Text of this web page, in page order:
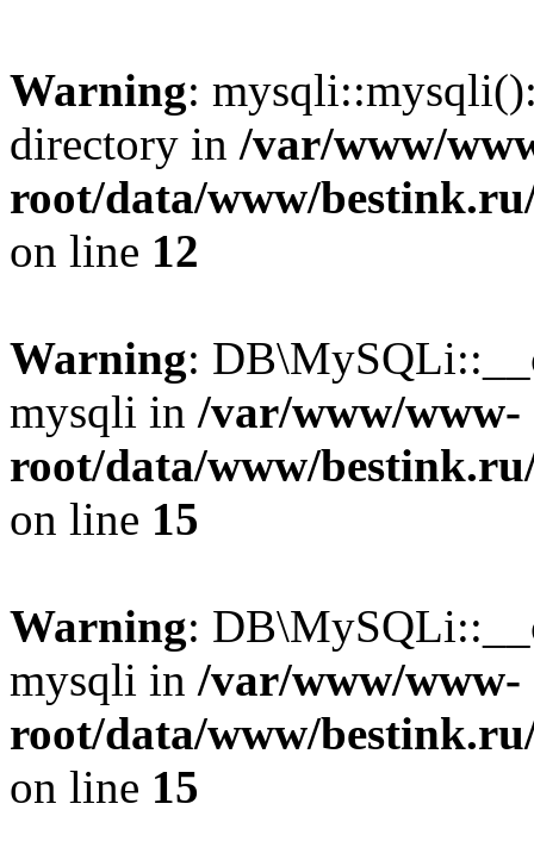
Warning:
directory in /var/www/
root/data/www/
on line 12
Warning:
mysqli in /var/www/www-
root/data/www/
on line 15
Warning:
mysqli in /var/www/www-
root/data/www/
on line 15